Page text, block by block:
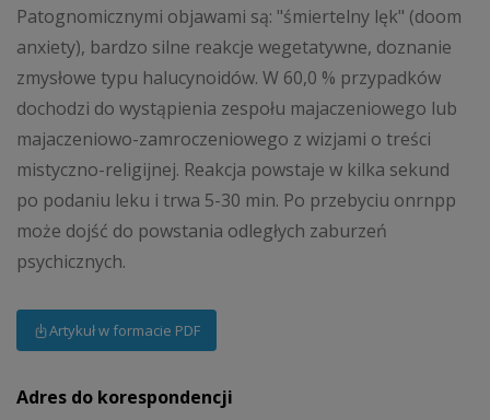
Patognomicznymi objawami są: "śmiertelny lęk" (doom
anxiety), bardzo silne reakcje wegetatywne, doznanie
zmysłowe typu halucynoidów. W 60,0 % przypadków
dochodzi do wystąpienia zespołu majaczeniowego lub
majaczeniowo-zamroczeniowego z wizjami o treści
mistyczno-religijnej. Reakcja powstaje w kilka sekund
po podaniu leku i trwa 5-30 min. Po przebyciu onrnpp
może dojść do powstania odległych zaburzeń
psychicznych.
Artykuł w formacie PDF
Adres do korespondencji